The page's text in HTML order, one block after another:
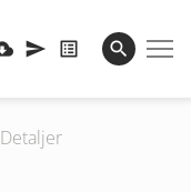
Detaljer